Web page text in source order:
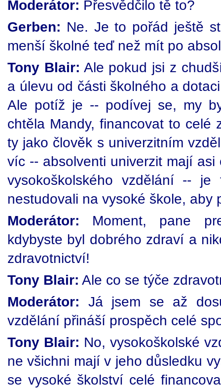
Moderátor: Přesvědčilo tě to?
Gerben: Ne. Je to pořád ještě
menší školné teď než mít po
Tony Blair: Ale pokud jsi z
a úlevu od části školného a
Ale potíž je -- podívej se, my
chtěla Mandy, financovat to
ty jako člověk s univerzitním
víc -- absolventi univerzit mají
vysokoškolského vzdělání --
nestudovali na vysoké škole, aby
Moderátor: Moment, pane
kdybyste byl dobrého zdraví a
zdravotnictví!
Tony Blair: Ale co se týče
Moderátor: Já jsem se až
vzdělání přináší prospěch celé
Tony Blair: No, vysokoškolské
ne všichni mají v jeho důsledku
se vysoké školství celé